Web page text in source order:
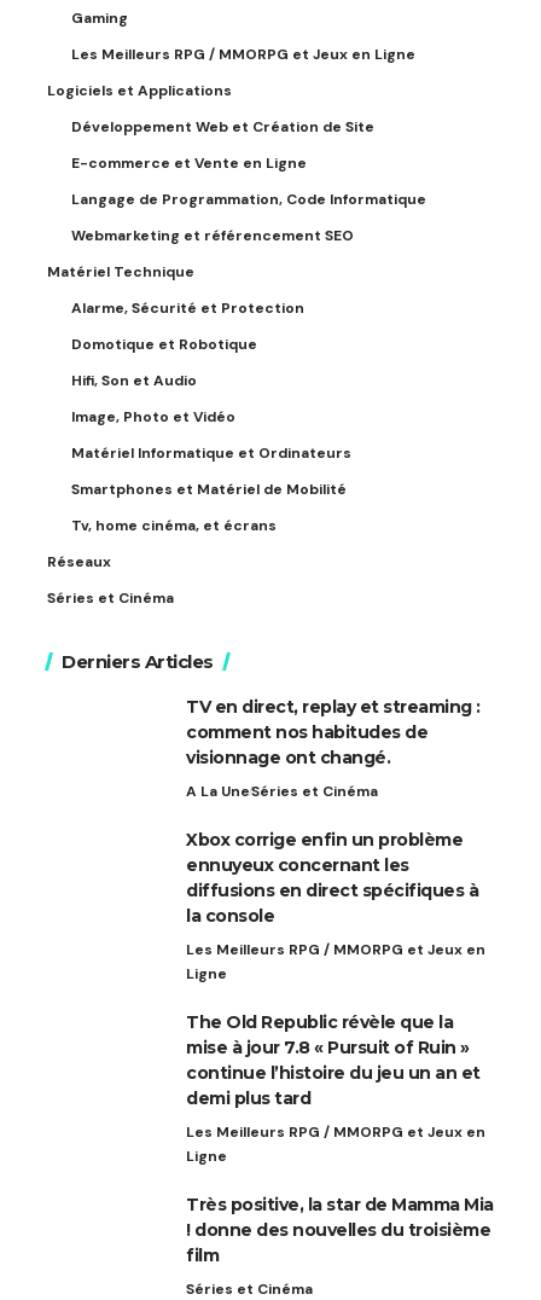
Gaming
Les Meilleurs RPG / MMORPG et Jeux en Ligne
Logiciels et Applications
Développement Web et Création de Site
E-commerce et Vente en Ligne
Langage de Programmation, Code Informatique
Webmarketing et référencement SEO
Matériel Technique
Alarme, Sécurité et Protection
Domotique et Robotique
Hifi, Son et Audio
Image, Photo et Vidéo
Matériel Informatique et Ordinateurs
Smartphones et Matériel de Mobilité
Tv, home cinéma, et écrans
Réseaux
Séries et Cinéma
Derniers Articles
TV en direct, replay et streaming :
comment nos habitudes de
visionnage ont changé.
A La UneSéries et Cinéma
Xbox corrige enfin un problème
ennuyeux concernant les
diffusions en direct spécifiques à
la console
Les Meilleurs RPG / MMORPG et Jeux en
Ligne
The Old Republic révèle que la
mise à jour 7.8 « Pursuit of Ruin »
continue l’histoire du jeu un an et
demi plus tard
Les Meilleurs RPG / MMORPG et Jeux en
Ligne
Très positive, la star de Mamma Mia
! donne des nouvelles du troisième
film
Séries et Cinéma